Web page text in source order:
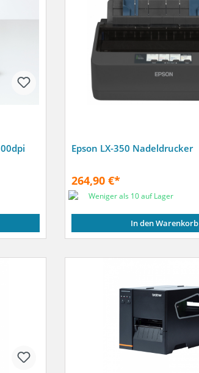
Epson LX-350 Nadeldrucker
264,90 €*
Weniger als 10 auf Lager
In den Warenkorb